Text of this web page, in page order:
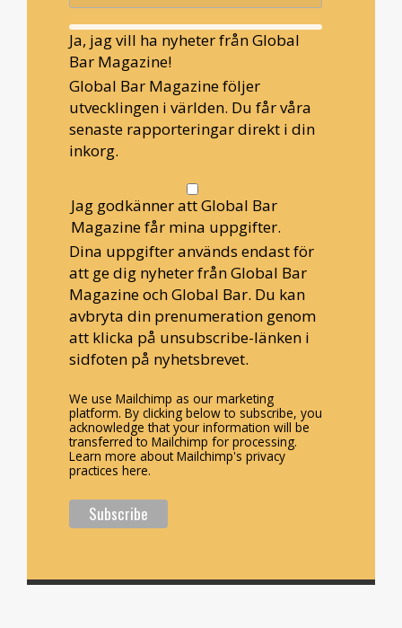
Ja, jag vill ha nyheter från Global
Bar Magazine!
Global Bar Magazine följer
utvecklingen i världen. Du får våra
senaste rapporteringar direkt i din
inkorg.
Jag godkänner att Global Bar
Magazine får mina uppgifter.
Dina uppgifter används endast för
att ge dig nyheter från Global Bar
Magazine och Global Bar. Du kan
avbryta din prenumeration genom
att klicka på unsubscribe-länken i
sidfoten på nyhetsbrevet.
We use Mailchimp as our marketing
platform. By clicking below to subscribe, you
acknowledge that your information will be
transferred to Mailchimp for processing.
Learn more about Mailchimp's privacy
practices here.